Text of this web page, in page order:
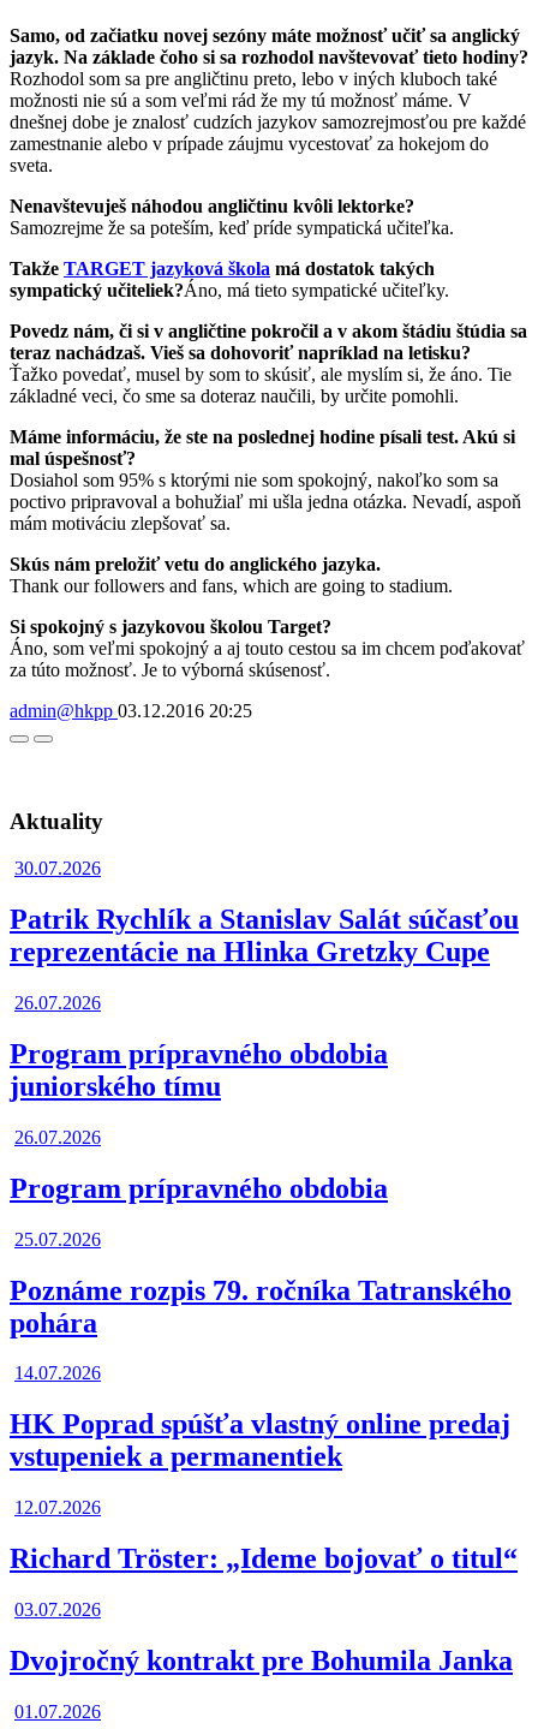
Samo, od začiatku novej sezóny máte možnosť učiť sa anglický
jazyk. Na základe čoho si sa rozhodol navštevovať tieto hodiny?
Rozhodol som sa pre angličtinu preto, lebo v iných kluboch také
možnosti nie sú a som veľmi rád že my tú možnosť máme. V
dnešnej dobe je znalosť cudzích jazykov samozrejmosťou pre každé
zamestnanie alebo v prípade záujmu vycestovať za hokejom do
sveta.
Nenavštevuješ náhodou angličtinu kvôli lektorke?
Samozrejme že sa poteším, keď príde sympatická učiteľka.
Takže TARGET jazyková škola má dostatok takých
sympatický učiteliek?Áno, má tieto sympatické učiteľky.
Povedz nám, či si v angličtine pokročil a v akom štádiu štúdia sa
teraz nachádzaš. Vieš sa dohovoriť napríklad na letisku?
Ťažko povedať, musel by som to skúsiť, ale myslím si, že áno. Tie
základné veci, čo sme sa doteraz naučili, by určite pomohli.
Máme informáciu, že ste na poslednej hodine písali test. Akú si
mal úspešnosť?
Dosiahol som 95% s ktorými nie som spokojný, nakoľko som sa
poctivo pripravoval a bohužiaľ mi ušla jedna otázka. Nevadí, aspoň
mám motiváciu zlepšovať sa.
Skús nám preložiť vetu do anglického jazyka.
Thank our followers and fans, which are going to stadium.
Si spokojný s jazykovou školou Target?
Áno, som veľmi spokojný a aj touto cestou sa im chcem poďakovať
za túto možnosť. Je to výborná skúsenosť.
admin@hkpp 03.12.2016 20:25
Facebook
Twitter
Aktuality
30.07.2026
Patrik Rychlík a Stanislav Salát súčasťou
reprezentácie na Hlinka Gretzky Cupe
26.07.2026
Program prípravného obdobia
juniorského tímu
26.07.2026
Program prípravného obdobia
25.07.2026
Poznáme rozpis 79. ročníka Tatranského
pohára
14.07.2026
HK Poprad spúšťa vlastný online predaj
vstupeniek a permanentiek
12.07.2026
Richard Tröster: „Ideme bojovať o titul“
03.07.2026
Dvojročný kontrakt pre Bohumila Janka
01.07.2026